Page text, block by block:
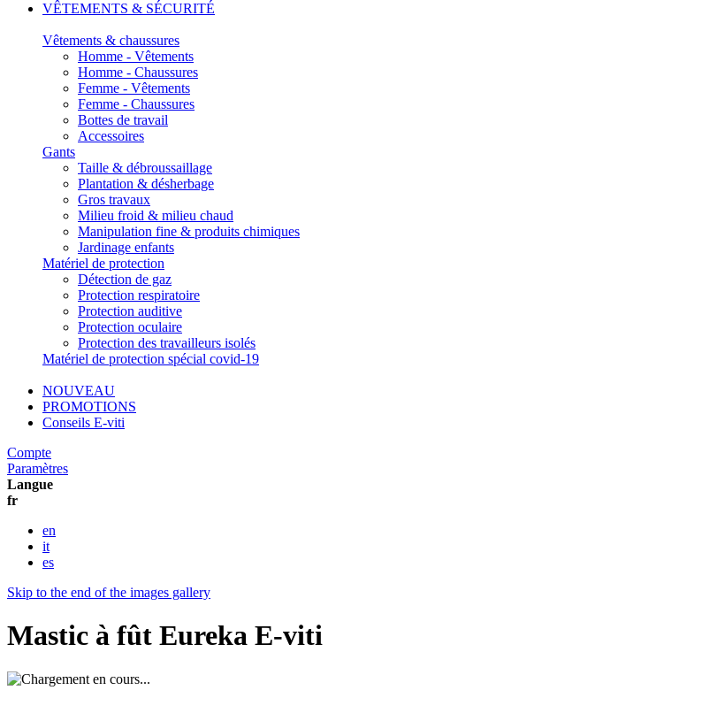
VÊTEMENTS & SÉCURITÉ
Vêtements & chaussures
Homme - Vêtements
Homme - Chaussures
Femme - Vêtements
Femme - Chaussures
Bottes de travail
Accessoires
Gants
Taille & débroussaillage
Plantation & désherbage
Gros travaux
Milieu froid & milieu chaud
Manipulation fine & produits chimiques
Jardinage enfants
Matériel de protection
Détection de gaz
Protection respiratoire
Protection auditive
Protection oculaire
Protection des travailleurs isolés
Matériel de protection spécial covid-19
NOUVEAU
PROMOTIONS
Conseils E-viti
Compte
Paramètres
Langue
fr
en
it
es
Skip to the end of the images gallery
Mastic à fût Eureka E-viti